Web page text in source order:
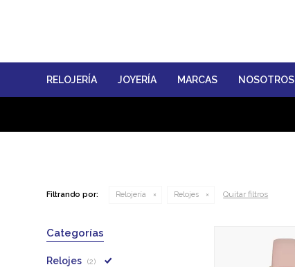
RELOJERÍA JOYERÍA MARCAS NOSOTROS
Filtrando por: Relojería Relojes Quitar filtros
Categorías
Relojes (2)